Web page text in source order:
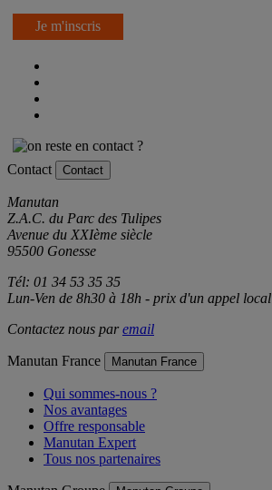
Je m'inscris
Contact Contact
Manutan
Z.A.C. du Parc des Tulipes
Avenue du XXIème siècle
95500 Gonesse
Tél: 01 34 53 35 35
Lun-Ven de 8h30 à 18h - prix d'un appel local
Contactez nous paremail
Manutan France Manutan France
Qui sommes-nous ?
Nos avantages
Offre responsable
Manutan Expert
Tous nos partenaires